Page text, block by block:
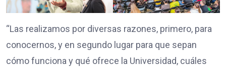
“Las realizamos por diversas razones, primero, para
conocernos, y en segundo lugar para que sepan
cómo funciona y qué ofrece la Universidad, cuáles